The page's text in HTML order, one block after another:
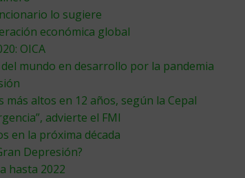
lo sugiere
económica global
OICA
mundo en desarrollo por la pandemia
altos en 12 años, según la Cepal
advierte el FMI
en la próxima década
Depresión?
hasta 2022